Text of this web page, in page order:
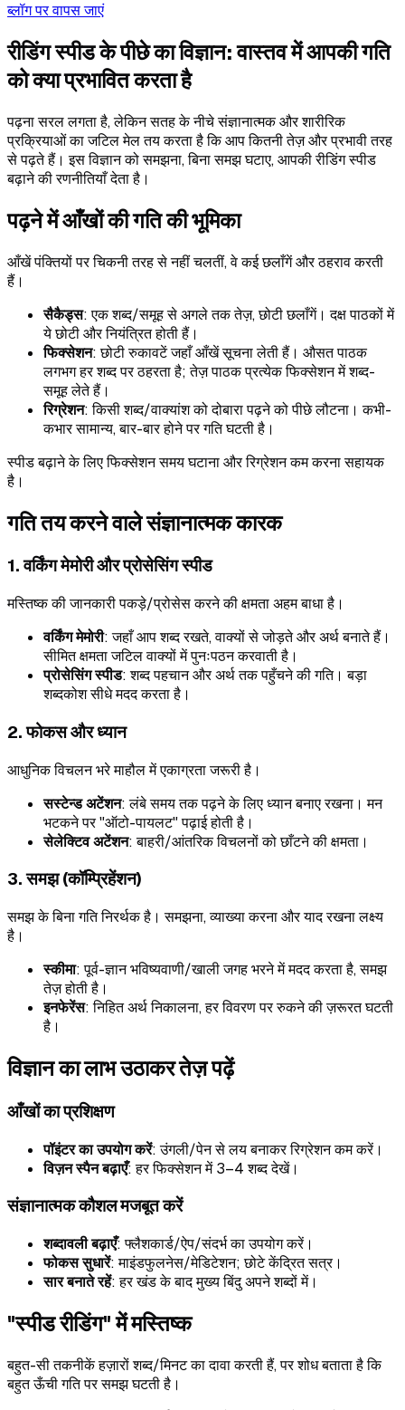
ब्लॉग पर वापस जाएं
रीडिंग स्पीड के पीछे का विज्ञान: वास्तव में आपकी गति
को क्या प्रभावित करता है
पढ़ना सरल लगता है, लेकिन सतह के नीचे संज्ञानात्मक और शारीरिक
प्रक्रियाओं का जटिल मेल तय करता है कि आप कितनी तेज़ और प्रभावी तरह
से पढ़ते हैं। इस विज्ञान को समझना, बिना समझ घटाए, आपकी रीडिंग स्पीड
बढ़ाने की रणनीतियाँ देता है।
पढ़ने में आँखों की गति की भूमिका
आँखें पंक्तियों पर चिकनी तरह से नहीं चलतीं, वे कई छलाँगें और ठहराव करती
हैं।
सैकैड्स: एक शब्द/समूह से अगले तक तेज़, छोटी छलाँगें। दक्ष पाठकों में
ये छोटी और नियंत्रित होती हैं।
फिक्सेशन: छोटी रुकावटें जहाँ आँखें सूचना लेती हैं। औसत पाठक
लगभग हर शब्द पर ठहरता है; तेज़ पाठक प्रत्येक फिक्सेशन में शब्द-
समूह लेते हैं।
रिग्रेशन: किसी शब्द/वाक्यांश को दोबारा पढ़ने को पीछे लौटना। कभी-
कभार सामान्य, बार-बार होने पर गति घटती है।
स्पीड बढ़ाने के लिए फिक्सेशन समय घटाना और रिग्रेशन कम करना सहायक
है।
गति तय करने वाले संज्ञानात्मक कारक
1. वर्किंग मेमोरी और प्रोसेसिंग स्पीड
मस्तिष्क की जानकारी पकड़े/प्रोसेस करने की क्षमता अहम बाधा है।
वर्किंग मेमोरी: जहाँ आप शब्द रखते, वाक्यों से जोड़ते और अर्थ बनाते हैं।
सीमित क्षमता जटिल वाक्यों में पुनःपठन करवाती है।
प्रोसेसिंग स्पीड: शब्द पहचान और अर्थ तक पहुँचने की गति। बड़ा
शब्दकोश सीधे मदद करता है।
2. फोकस और ध्यान
आधुनिक विचलन भरे माहौल में एकाग्रता जरूरी है।
सस्टेन्ड अटेंशन: लंबे समय तक पढ़ने के लिए ध्यान बनाए रखना। मन
भटकने पर "ऑटो-पायलट" पढ़ाई होती है।
सेलेक्टिव अटेंशन: बाहरी/आंतरिक विचलनों को छाँटने की क्षमता।
3. समझ (कॉम्प्रिहेंशन)
समझ के बिना गति निरर्थक है। समझना, व्याख्या करना और याद रखना लक्ष्य
है।
स्कीमा: पूर्व-ज्ञान भविष्यवाणी/खाली जगह भरने में मदद करता है, समझ
तेज़ होती है।
इनफेरेंस: निहित अर्थ निकालना, हर विवरण पर रुकने की ज़रूरत घटती
है।
विज्ञान का लाभ उठाकर तेज़ पढ़ें
आँखों का प्रशिक्षण
पॉइंटर का उपयोग करें: उंगली/पेन से लय बनाकर रिग्रेशन कम करें।
विज़न स्पैन बढ़ाएँ: हर फिक्सेशन में 3–4 शब्द देखें।
संज्ञानात्मक कौशल मजबूत करें
शब्दावली बढ़ाएँ: फ्लैशकार्ड/ऐप/संदर्भ का उपयोग करें।
फोकस सुधारें: माइंडफुलनेस/मेडिटेशन; छोटे केंद्रित सत्र।
सार बनाते रहें: हर खंड के बाद मुख्य बिंदु अपने शब्दों में।
"स्पीड रीडिंग" में मस्तिष्क
बहुत-सी तकनीकें हज़ारों शब्द/मिनट का दावा करती हैं, पर शोध बताता है कि
बहुत ऊँची गति पर समझ घटती है।